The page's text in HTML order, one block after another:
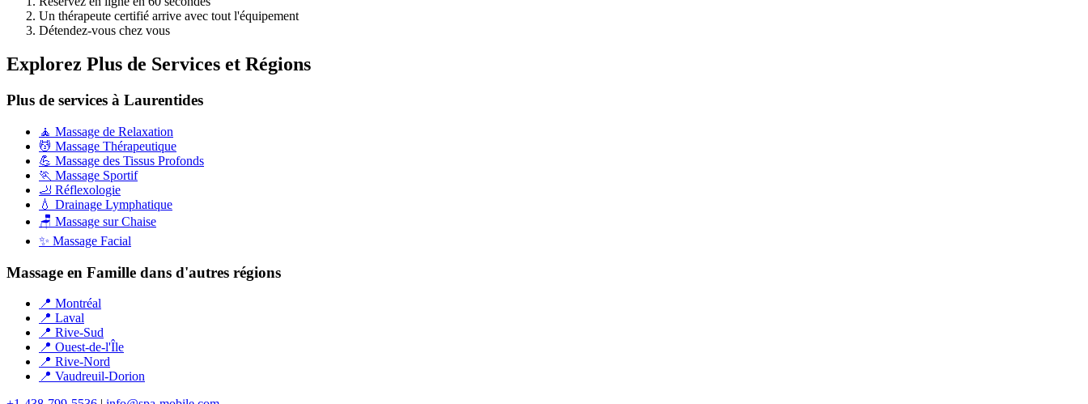
Un thérapeute certifié arrive avec tout l'équipement
Détendez-vous chez vous
Explorez Plus de Services et Régions
Plus de services à Laurentides
🧘 Massage de Relaxation
💆 Massage Thérapeutique
💪 Massage des Tissus Profonds
🏃 Massage Sportif
🦶 Réflexologie
💧 Drainage Lymphatique
🪑 Massage sur Chaise
✨ Massage Facial
Massage en Famille dans d'autres régions
📍 Montréal
📍 Laval
📍 Rive-Sud
📍 Ouest-de-l'Île
📍 Rive-Nord
📍 Vaudreuil-Dorion